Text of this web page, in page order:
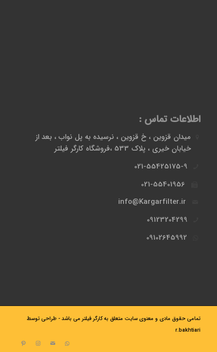
اطلاعات تماس :
میدان قزوین ، خ قزوین ، نرسیده به پل نواب ، بعد از
خیابان خیری ، پلاک 533 ،فروشگاه کارگر فیلتر
021-55425175-9
021-55401956
info@Kargarfilter.ir
09123204299
09102645992
تمامی حقوق مادی و معنوی سایت متعلق به کارگر فیلتر می باشد - طراحی توسط
r.bakhtiari